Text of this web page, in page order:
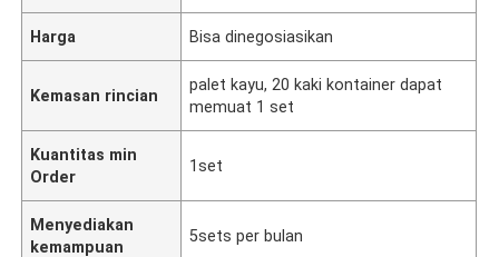
Harga Bisa dinegosiasikan
Kemasan rincian
palet kayu, 20 kaki kontainer dapat
memuat 1 set
Kuantitas min
Order
1set
Menyediakan
kemampuan
5sets per bulan